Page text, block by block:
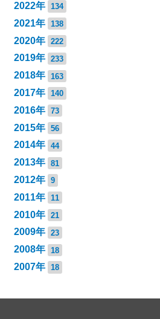
2022年 134
2021年 138
2020年 222
2019年 233
2018年 163
2017年 140
2016年 73
2015年 56
2014年 44
2013年 81
2012年 9
2011年 11
2010年 21
2009年 23
2008年 18
2007年 18